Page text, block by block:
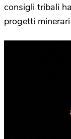
consigli tribali
progetti